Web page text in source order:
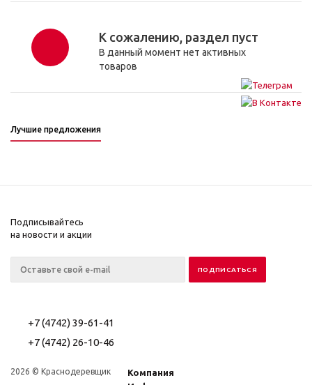
К сожалению, раздел пуст
В данный момент нет активных
товаров
Лучшие предложения
Подписывайтесь
на новости и акции
+7 (4742) 39-61-41
+7 (4742) 26-10-46
2026 © Краснодеревщик
Компания